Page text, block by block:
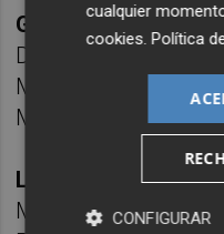
Getafe:Soria; Kiko
Duarte, Diego Rico;
Muñoz, Milla,
Mayoral.
Levante
: Ryan,
Manu Sánchez,
cualquier
cookies.Política
CONFIGURAR